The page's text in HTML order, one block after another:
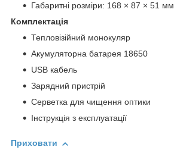
Габаритні розміри: 168 × 87 × 51 мм
Комплектація
Тепловізійний монокуляр
Акумуляторна батарея 18650
USB кабель
Зарядний пристрій
Серветка для чищення оптики
Інструкція з експлуатації
Приховати